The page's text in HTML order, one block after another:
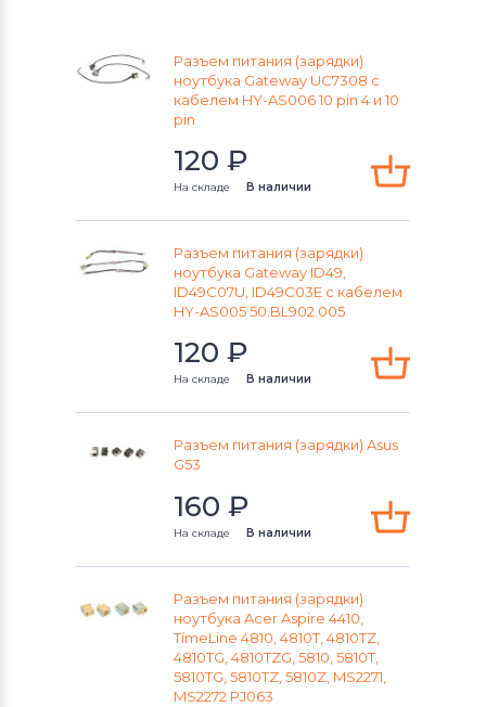
Разъемы питания для ноутбуков
Lenovo
Разъемы питания для ноутбуков
Разъемы питания для ноутбуков
Dell
Разъемы питания для ноутбуков
Разъемы питания для ноутбуков
Разъемы питания для ноутбуков
Разъем питания (зарядки)
ноутбука Gateway UC7308 с
кабелем HY-AS006 10 pin 4 и 10
pin
120 ₽
На складе В наличии
Разъем питания (зарядки)
ноутбука Gateway ID49,
ID49C07U, ID49C03E с кабелем
HY-AS005 50.BL902.005
120 ₽
На складе В наличии
Разъем питания (зарядки) Asus
G53
160 ₽
На складе В наличии
Разъем питания (зарядки)
ноутбука Acer Aspire 4410,
TimeLine 4810, 4810T, 4810TZ,
4810TG, 4810TZG, 5810, 5810T,
5810TG, 5810TZ, 5810Z, MS2271,
MS2272 PJ063